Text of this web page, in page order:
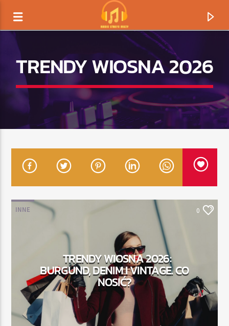
TYTUŁ
RADIO STREFA MUZY
22:00 24:00
TRENDY WIOSNA 2026
INNE 0
TRENDY WIOSNA 2026:
BURGUND, DENIM I VINTAGE. CO
NOSIĆ?